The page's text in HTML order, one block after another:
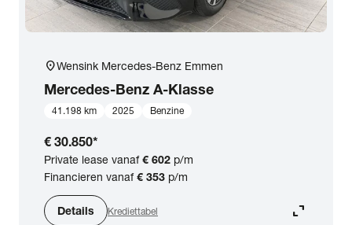
location_onWensink Mercedes-Benz Emmen
Mercedes-Benz A-Klasse
41.198 km 2025 Benzine
€ 30.850*
Private lease vanaf€ 602 p/m
Financieren vanaf€ 353 p/m
Details Krediettabel expand_content